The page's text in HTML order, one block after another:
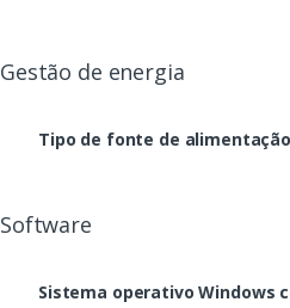
Gestão de energia
Tipo de fonte de alimentação
Software
Sistema operativo Windows